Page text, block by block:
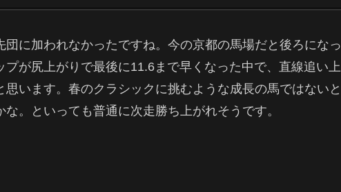
に加われなかったですね。今の京都の馬場だと後ろになっ
が尻上がりで最後に11.6まで早くなった中で、直線追い上
います。春のクラシックに挑むような成長の馬ではないと
。といっても普通に次走勝ち上がれそうです。